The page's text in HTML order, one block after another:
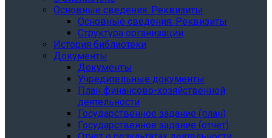
Основные сведения. Реквизиты
Основные сведения. Реквизиты
Структура организации
История библиотеки
Документы
Документы
Учредительные документы
План финансово-хозяйственной
деятельности
Государственное задание (план)
Государственное задание (отчет)